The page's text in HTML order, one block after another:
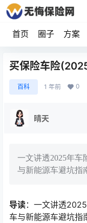
首页 圈子 方案
买保险车险
百科 1 年前 0
晴天
一文讲透2025年车
与新能源车避坑指
导读：一文讲透
车与新能源车避坑指